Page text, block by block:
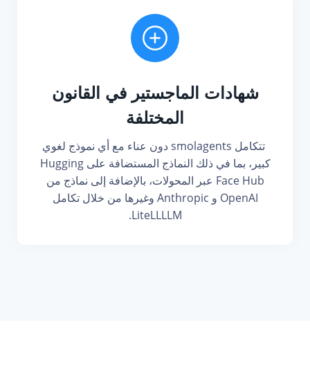
شهادات الماجستير في القانون
المختلفة
تتكامل smolagents دون عناء مع أي نموذج لغوي
كبير، بما في ذلك النماذج المستضافة على Hugging
Face Hub عبر المحولات، بالإضافة إلى نماذج من
OpenAI و Anthropic وغيرها من خلال تكامل
LiteLLLLM.